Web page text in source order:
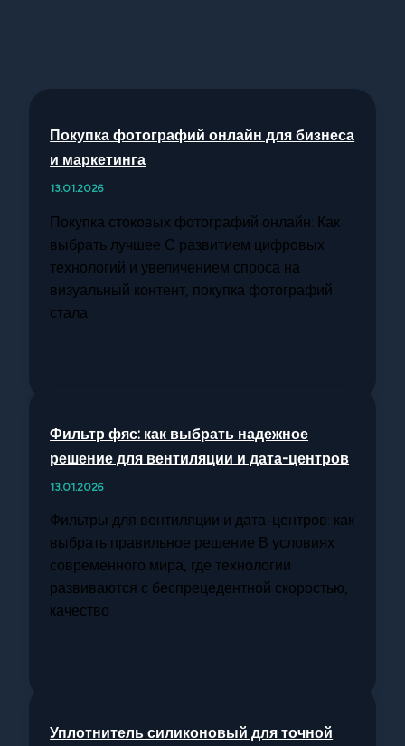
Покупка фотографий онлайн для бизнеса
и маркетинга
13.01.2026
Покупка стоковых фотографий онлайн: Как
выбрать лучшее С развитием цифровых
технологий и увеличением спроса на
визуальный контент, покупка фотографий
стала
Фильтр фяс: как выбрать надежное
решение для вентиляции и дата-центров
13.01.2026
Фильтры для вентиляции и дата-центров: как
выбрать правильное решение В условиях
современного мира, где технологии
развиваются с беспрецедентной скоростью,
качество
Уплотнитель силиконовый для точной